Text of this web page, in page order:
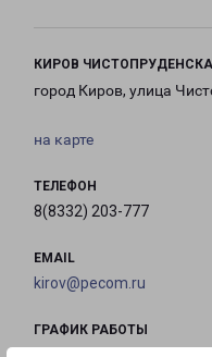
КИРОВ
город Киров, улица
на карте
ТЕЛЕФОН
8(8332) 203-777
EMAIL
kirov@pecom.ru
ГРАФИК РАБОТЫ